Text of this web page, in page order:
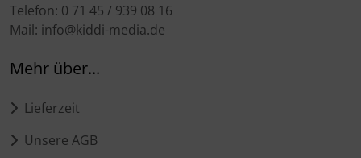
Telefon: 0 71 45 / 939 08 16
Mail: info@kiddi-media.de
Mehr über...
Lieferzeit
Unsere AGB